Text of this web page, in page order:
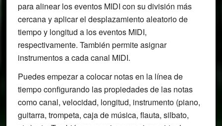
para alinear los eventos MIDI con su división más
cercana y aplicar el desplazamiento aleatorio de
tiempo y longitud a los eventos MIDI,
respectivamente. También permite asignar
instrumentos a cada canal MIDI.
Puedes empezar a colocar notas en la línea de
tiempo configurando las propiedades de las notas
como canal, velocidad, longitud, instrumento (piano,
guitarra, trompeta, caja de música, flauta, silbato,